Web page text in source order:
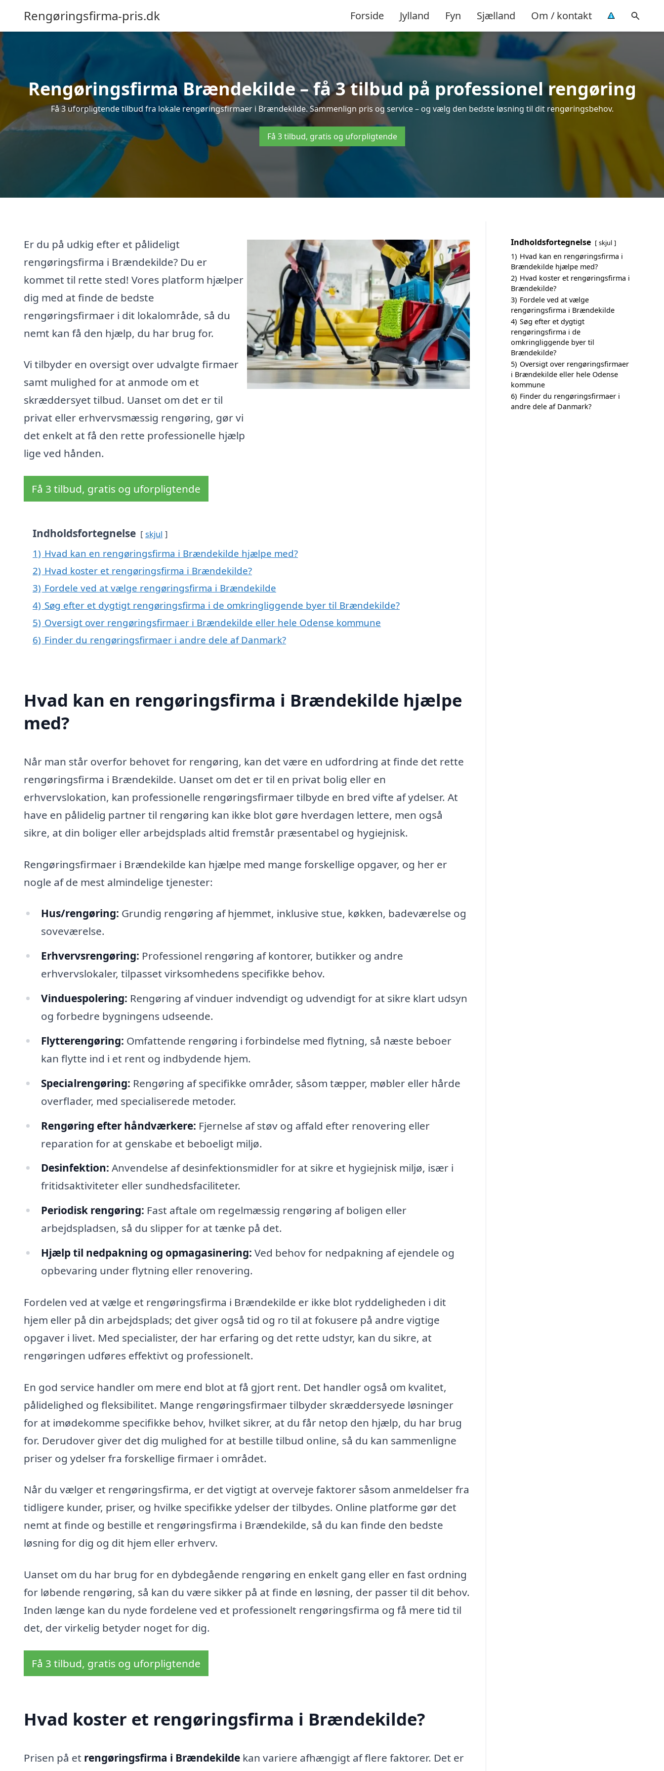
Rengøringsfirma-pris.dk Forside Jylland Fyn Sjælland Om / kontakt
Rengøringsfirma Brændekilde – få 3 tilbud på professionel rengøring
Få 3 uforpligtende tilbud fra lokale rengøringsfirmaer i Brændekilde. Sammenlign pris og service – og vælg den bedste løsning til dit rengøringsbehov.
Få 3 tilbud, gratis og uforpligtende
Er du på udkig efter et pålideligt
rengøringsfirma i Brændekilde? Du er
kommet til rette sted! Vores platform hjælper
dig med at finde de bedste
rengøringsfirmaer i dit lokalområde, så du
nemt kan få den hjælp, du har brug for.
Vi tilbyder en oversigt over udvalgte firmaer
samt mulighed for at anmode om et
skræddersyet tilbud. Uanset om det er til
privat eller erhvervsmæssig rengøring, gør vi
det enkelt at få den rette professionelle hjælp
lige ved hånden.
Få 3 tilbud, gratis og uforpligtende
Indholdsfortegnelse skjul
1) Hvad kan en rengøringsfirma i Brændekilde hjælpe med?
2) Hvad koster et rengøringsfirma i Brændekilde?
3) Fordele ved at vælge rengøringsfirma i Brændekilde
4) Søg efter et dygtigt rengøringsfirma i de omkringliggende byer til Brændekilde?
5) Oversigt over rengøringsfirmaer i Brændekilde eller hele Odense kommune
6) Finder du rengøringsfirmaer i andre dele af Danmark?
Hvad kan en rengøringsfirma i Brændekilde hjælpe
med?
Når man står overfor behovet for rengøring, kan det være en udfordring at finde det rette
rengøringsfirma i Brændekilde. Uanset om det er til en privat bolig eller en
erhvervslokation, kan professionelle rengøringsfirmaer tilbyde en bred vifte af ydelser. At
have en pålidelig partner til rengøring kan ikke blot gøre hverdagen lettere, men også
sikre, at din boliger eller arbejdsplads altid fremstår præsentabel og hygiejnisk.
Rengøringsfirmaer i Brændekilde kan hjælpe med mange forskellige opgaver, og her er
nogle af de mest almindelige tjenester:
Hus/rengøring: Grundig rengøring af hjemmet, inklusive stue, køkken, badeværelse og
soveværelse.
Erhvervsrengøring: Professionel rengøring af kontorer, butikker og andre
erhvervslokaler, tilpasset virksomhedens specifikke behov.
Vinduespolering: Rengøring af vinduer indvendigt og udvendigt for at sikre klart udsyn
og forbedre bygningens udseende.
Flytterengøring: Omfattende rengøring i forbindelse med flytning, så næste beboer
kan flytte ind i et rent og indbydende hjem.
Specialrengøring: Rengøring af specifikke områder, såsom tæpper, møbler eller hårde
overflader, med specialiserede metoder.
Rengøring efter håndværkere: Fjernelse af støv og affald efter renovering eller
reparation for at genskabe et beboeligt miljø.
Desinfektion: Anvendelse af desinfektionsmidler for at sikre et hygiejnisk miljø, især i
fritidsaktiviteter eller sundhedsfaciliteter.
Periodisk rengøring: Fast aftale om regelmæssig rengøring af boligen eller
arbejdspladsen, så du slipper for at tænke på det.
Hjælp til nedpakning og opmagasinering: Ved behov for nedpakning af ejendele og
opbevaring under flytning eller renovering.
Fordelen ved at vælge et rengøringsfirma i Brændekilde er ikke blot ryddeligheden i dit
hjem eller på din arbejdsplads; det giver også tid og ro til at fokusere på andre vigtige
opgaver i livet. Med specialister, der har erfaring og det rette udstyr, kan du sikre, at
rengøringen udføres effektivt og professionelt.
En god service handler om mere end blot at få gjort rent. Det handler også om kvalitet,
pålidelighed og fleksibilitet. Mange rengøringsfirmaer tilbyder skræddersyede løsninger
for at imødekomme specifikke behov, hvilket sikrer, at du får netop den hjælp, du har brug
for. Derudover giver det dig mulighed for at bestille tilbud online, så du kan sammenligne
priser og ydelser fra forskellige firmaer i området.
Når du vælger et rengøringsfirma, er det vigtigt at overveje faktorer såsom anmeldelser fra
tidligere kunder, priser, og hvilke specifikke ydelser der tilbydes. Online platforme gør det
nemt at finde og bestille et rengøringsfirma i Brændekilde, så du kan finde den bedste
løsning for dig og dit hjem eller erhverv.
Uanset om du har brug for en dybdegående rengøring en enkelt gang eller en fast ordning
for løbende rengøring, så kan du være sikker på at finde en løsning, der passer til dit behov.
Inden længe kan du nyde fordelene ved et professionelt rengøringsfirma og få mere tid til
det, der virkelig betyder noget for dig.
Få 3 tilbud, gratis og uforpligtende
Hvad koster et rengøringsfirma i Brændekilde?
Prisen på et rengøringsfirma i Brændekilde kan variere afhængigt af flere faktorer. Det er
Indholdsfortegnelse skjul
1) Hvad kan en rengøringsfirma i
Brændekilde hjælpe med?
2) Hvad koster et rengøringsfirma i
Brændekilde?
3) Fordele ved at vælge
rengøringsfirma i Brændekilde
4) Søg efter et dygtigt
rengøringsfirma i de
omkringliggende byer til
Brændekilde?
5) Oversigt over rengøringsfirmaer
i Brændekilde eller hele Odense
kommune
6) Finder du rengøringsfirmaer i
andre dele af Danmark?